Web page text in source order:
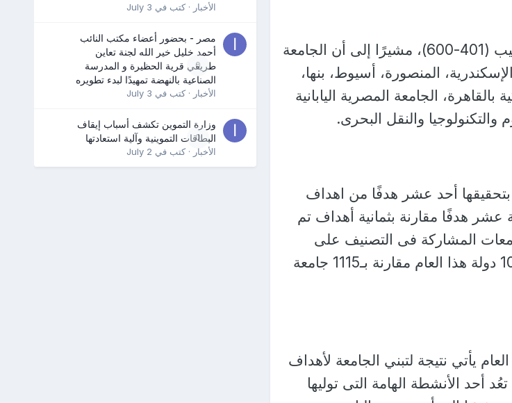
وقال ذكي: إن جامعة طنطا جاءت في الترتيب (401-600)، مشيرًا إلى أن الجامعة
المنصورة، أسيوط، بنها،
الجامعة المصرية اليابانية
والتكنولوجيا والنقل البحرى.
أحد عشر هدفًا من اهداف
عشر هدفًا مقارنة بثمانية أهداف تم
المشاركة فى التصنيف على
مستوى العالم بإجمالي 1406 جامعة من 106 دولة هذا العام مقارنة بـ1115 جامعة
يأتي نتيجة لتبني الجامعة لأهداف
أحد الأنشطة الهامة التى توليها
الأخبار · كتب في July 3
0
مصر - بحضور أعضاء مكتب النائب
أحمد خليل خير الله لجنة تعاين
طريقي قرية الحظيرة و المدرسة
الصناعية بالنهضة تمهيدًا لبدء تطويره
الأخبار · كتب في July 3
0
وزارة التموين تكشف أسباب إيقاف
البطاقات التموينية وآلية استعادتها
الأخبار · كتب في July 2